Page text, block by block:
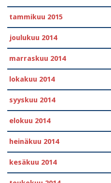
tammikuu 2015
joulukuu 2014
marraskuu 2014
lokakuu 2014
syyskuu 2014
elokuu 2014
heinäkuu 2014
kesäkuu 2014